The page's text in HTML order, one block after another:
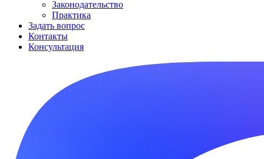
Законодательство
Практика
Задать вопрос
Контакты
Консультация